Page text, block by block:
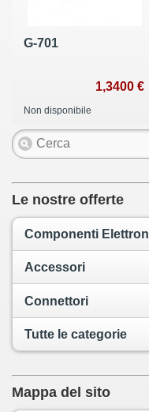
G-701
1,3400 €
Non disponibile
Le nostre offerte
Componenti
Accessori
Connettori
Tutte le categorie
Mappa del sito